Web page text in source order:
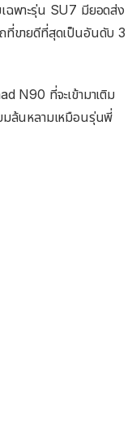
ฉพาะรุ่น SU7 มียอดส่ง
ที่ขายดีที่สุดเป็นอันดับ 3
N90 ที่จะเข้ามาเติม
มล้นหลามเหมือนรุ่นพี่